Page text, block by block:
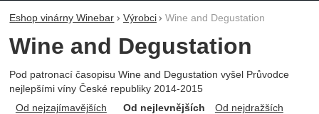
Eshop vinárny Winebar Výrobci Wine and Degustation
Wine and Degustation
Pod patronací časopisu Wine and Degustation vyšel Průvodce
nejlepšími víny České republiky 2014-2015
Od nejzajímavějších
Od nejlevnějších
Od nejdražších